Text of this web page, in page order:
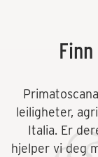
leiligheter,
Italia. Er
hjelper vi deg